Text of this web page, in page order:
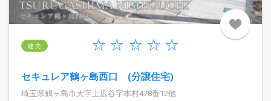
建 売
セキュレア鶴ヶ島西口 (分譲住宅)
埼玉県鶴ヶ島市大字上広谷字本村478番12他